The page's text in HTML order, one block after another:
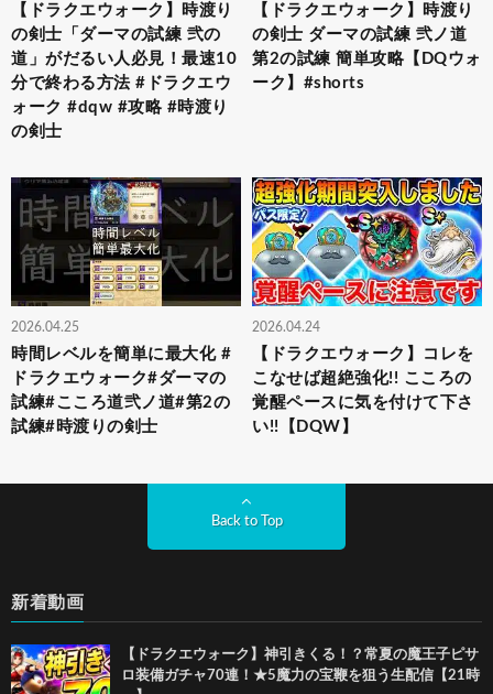
【ドラクエウォーク】時渡り
の剣士「ダーマの試練 弐の
道」がだるい人必見！最速10
分で終わる方法 #ドラクエウ
ォーク #dqw #攻略 #時渡り
の剣士
【ドラクエウォーク】時渡り
の剣士 ダーマの試練 弐ノ道
第2の試練 簡単攻略【DQウォ
ーク】#shorts
2026.04.25
時間レベルを簡単に最大化 #
ドラクエウォーク#ダーマの
試練#こころ道弐ノ道#第2の
試練#時渡りの剣士
2026.04.24
【ドラクエウォーク】コレを
こなせば超絶強化!! こころの
覚醒ペースに気を付けて下さ
い!!【DQW】
Back to Top
新着動画
【ドラクエウォーク】神引きくる！？常夏の魔王子ピサ
ロ装備ガチャ70連！★5魔力の宝鞭を狙う生配信【21時